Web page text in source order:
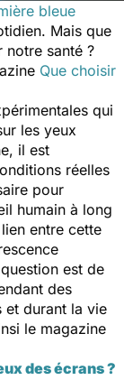
bleue
Mais que
notre santé ?
Que choisir
qui
les yeux
il est
réelles
pour
humain à long
entre cette
est de
des
et durant la vie
le magazine
des écrans ?